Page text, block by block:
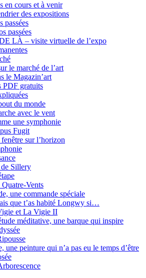
en cours et à venir
des expositions
passées
passées
LÀ – visite virtuelle de l’expo
le marché de l’art
le Magazin’art
PDF gratuits
du monde
avec le vent
une symphonie
Fugit
sur l’horizon
Sillery
Vents
une commande spéciale
que t’as habité Longwy si…
et La Vigie II
méditative, une barque qui inspire
une peinture qui n’a pas eu le temps d’être